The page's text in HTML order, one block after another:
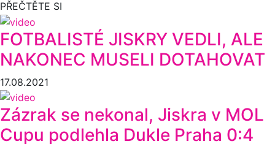
PŘEČTĚTE SI
FOTBALISTÉ JISKRY VEDLI, ALE
NAKONEC MUSELI DOTAHOVAT
17.08.2021
Zázrak se nekonal, Jiskra v MOL
Cupu podlehla Dukle Praha 0:4